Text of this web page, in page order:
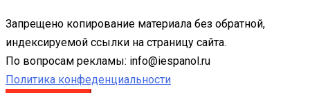
Запрещено копирование материала без обратной,
индексируемой ссылки на страницу сайта.
По вопросам рекламы: info@iespanol.ru
Политика конфеденциальности